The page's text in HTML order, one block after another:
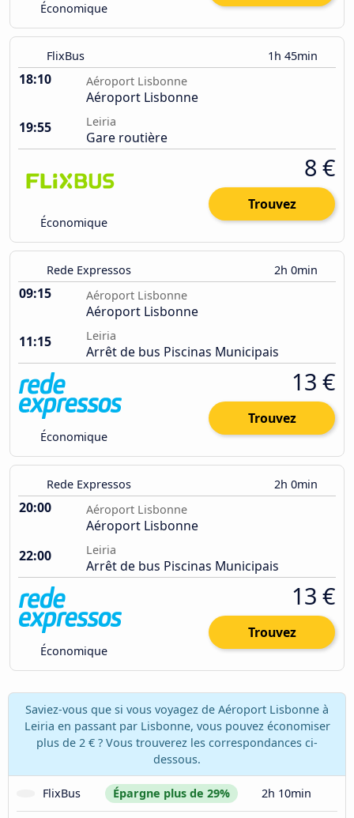
Économique
FlixBus 1h 45min
18:10 Aéroport Lisbonne
Aéroport Lisbonne
19:55
Leiria
Gare routière
Économique
8 €
Trouvez
Rede Expressos 2h 0min
09:15 Aéroport Lisbonne
Aéroport Lisbonne
11:15
Leiria
Arrêt de bus Piscinas Municipais
Économique
13 €
Trouvez
Rede Expressos 2h 0min
20:00 Aéroport Lisbonne
Aéroport Lisbonne
22:00
Leiria
Arrêt de bus Piscinas Municipais
Économique
13 €
Trouvez
Saviez-vous que si vous voyagez de Aéroport Lisbonne à
Leiria en passant par Lisbonne, vous pouvez économiser
plus de 2 € ? Vous trouverez les correspondances ci-
dessous.
FlixBus Épargne plus de 29% 2h 10min